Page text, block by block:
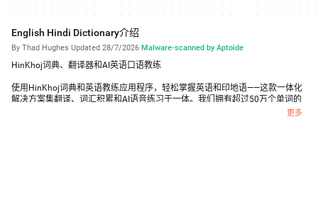
English Hindi Dictionary介绍
By Thad Hughes·Updated 28/7/2026·Malware-scanned by Aptoide
HinKhoj词典、翻译器和AI英语口语教练
使用HinKhoj词典和英语教练应用程序，轻松掌握英语和印地语——这款一体化
解决方案集翻译、词汇积累和AI语音练习于一体。我们拥有超过50万个单词的
庞大数据库，提供释义、同义词、反义词和真实语境中的用法示例，确保您不
更多